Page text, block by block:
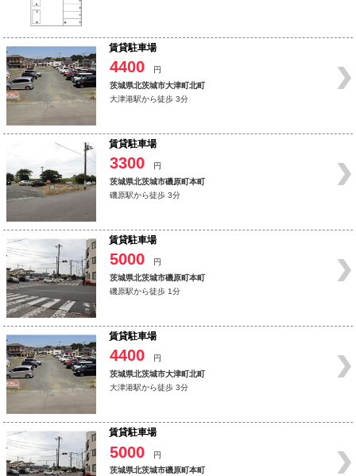
賃貸駐車場
4400
円
茨城県北茨城市大津町北町
大津港駅から徒歩 3分
賃貸駐車場
3300
円
茨城県北茨城市磯原町本町
磯原駅から徒歩 3分
賃貸駐車場
5000
円
茨城県北茨城市磯原町本町
磯原駅から徒歩 1分
賃貸駐車場
4400
円
茨城県北茨城市大津町北町
大津港駅から徒歩 3分
賃貸駐車場
5000
円
茨城県北茨城市磯原町本町